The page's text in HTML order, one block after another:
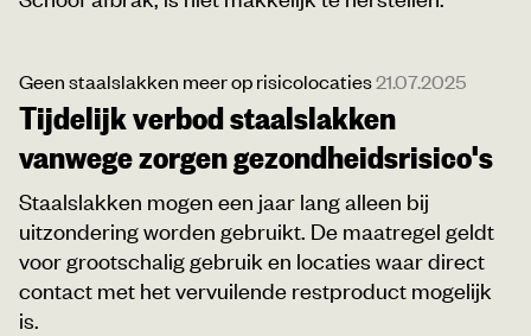
Geen staalslakken meer op risicolocaties21.07.2025
Tijdelijk verbod staalslakken
vanwege zorgen gezondheidsrisico's
Staalslakken mogen een jaar lang alleen bij
uitzondering worden gebruikt. De maatregel geldt
voor grootschalig gebruik en locaties waar direct
contact met het vervuilende restproduct mogelijk
is.